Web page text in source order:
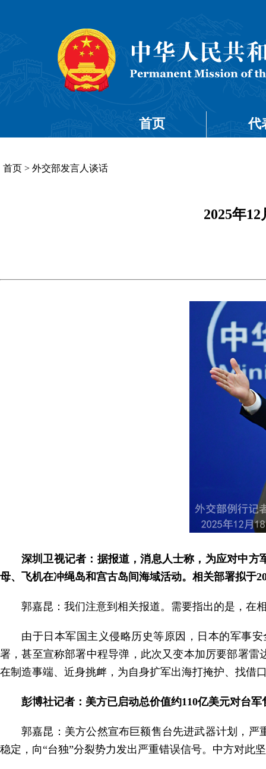
首页 代
首页 > 外交部发言人谈话
2025年
深圳卫视记者：据报道，消息人士称，为应对中
母、飞机在冲绳岛和宫古岛间海域活动。相关部署拟于
郭嘉昆：我们注意到相关报道。需要指出的是，在
由于日本军国主义侵略历史等原因，日本的军事
署，甚至宣称部署中程导弹，此次又变本加厉要部署
在制造事端、近身挑衅，为自身扩军出海打掩护、找借
彭博社记者：美方已启动总价值约110亿美元对台
郭嘉昆：美方公然宣布巨额售台先进武器计划，
稳定，向“台独”分裂势力发出严重错误信号。中方对此